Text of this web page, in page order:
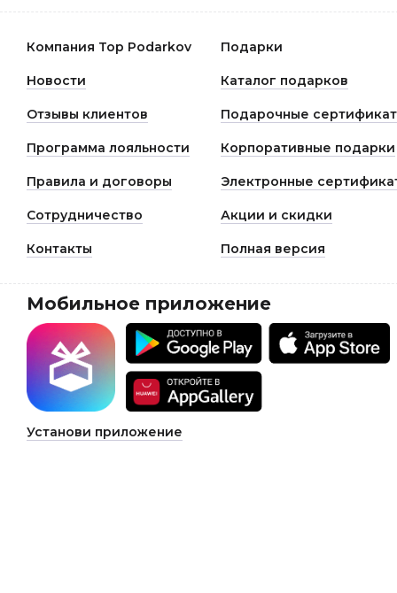
Компания Top Podarkov Подарки
Новости Каталог подарков
Отзывы клиентов Подарочные
Программа лояльности Корпоративные подарки
Правила и договоры Электронные
Сотрудничество Акции и скидки
Контакты Полная версия
Мобильное приложение
Установи приложение